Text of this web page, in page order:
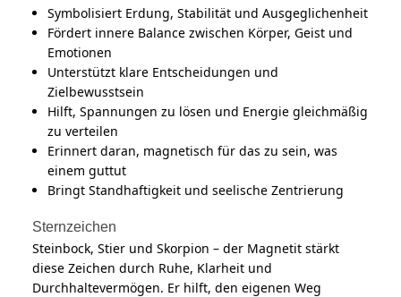
Symbolisiert Erdung, Stabilität und Ausgeglichenheit
Fördert innere Balance zwischen Körper, Geist und
Emotionen
Unterstützt klare Entscheidungen und
Zielbewusstsein
Hilft, Spannungen zu lösen und Energie gleichmäßig
zu verteilen
Erinnert daran, magnetisch für das zu sein, was
einem guttut
Bringt Standhaftigkeit und seelische Zentrierung
Sternzeichen
Steinbock, Stier und Skorpion – der Magnetit stärkt
diese Zeichen durch Ruhe, Klarheit und
Durchhaltevermögen. Er hilft, den eigenen Weg